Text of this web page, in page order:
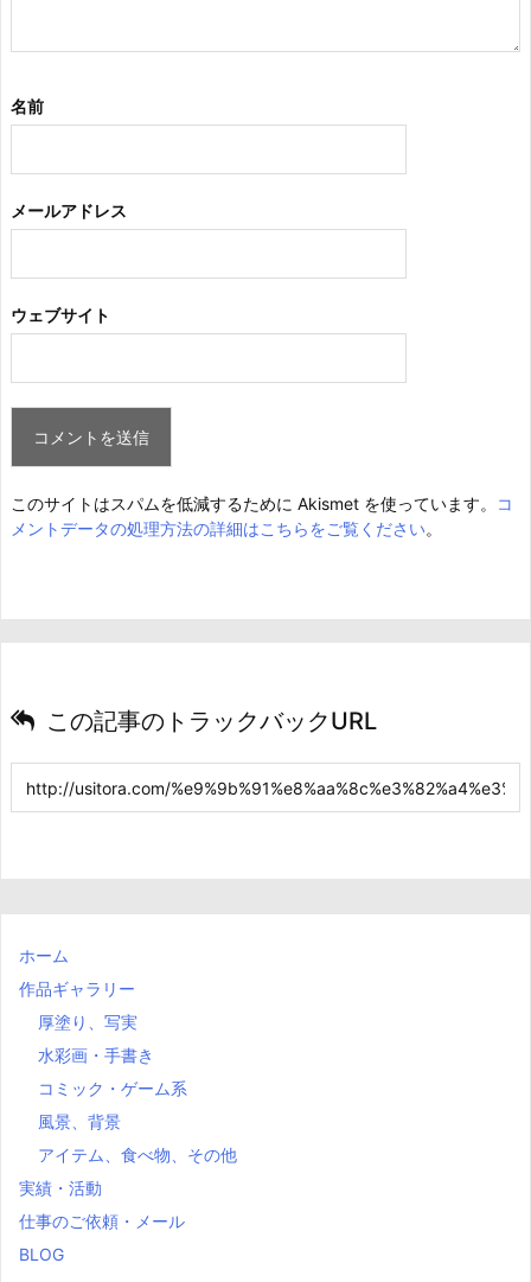
名前
メールアドレス
ウェブサイト
このサイトはスパムを低減するために Akismet を使っています。
コ
メントデータの処理方法の詳細はこちらをご覧ください。
この記事のトラックバックURL
ホーム
作品ギャラリー
厚塗り、写実
水彩画・手書き
コミック・ゲーム系
風景、背景
アイテム、食べ物、その他
実績・活動
仕事のご依頼・メール
BLOG